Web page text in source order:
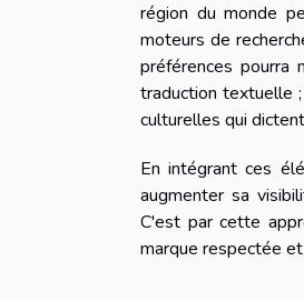
région du monde
moteurs de
préférences pourra
traduction textuelle
culturelles qui
En intégrant ces
augmenter sa
C'est par cette
marque respectée